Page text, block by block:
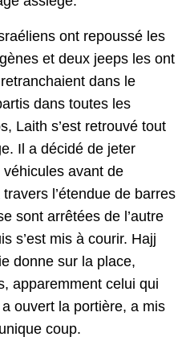
ont repoussé les
et deux jeeps les ont
dans le
dans toutes les
Laith s’est retrouvé tout
Il a décidé de jeter
avant de
l’étendue de barres
sont arrêtées de l’autre
s’est mis à courir. Hajj
donne sur la place,
apparemment celui qui
ouvert la portière, a mis
coup.